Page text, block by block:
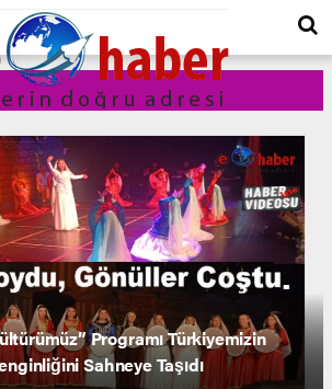
Programı Türkiyemizin
Sahneye Taşıdı